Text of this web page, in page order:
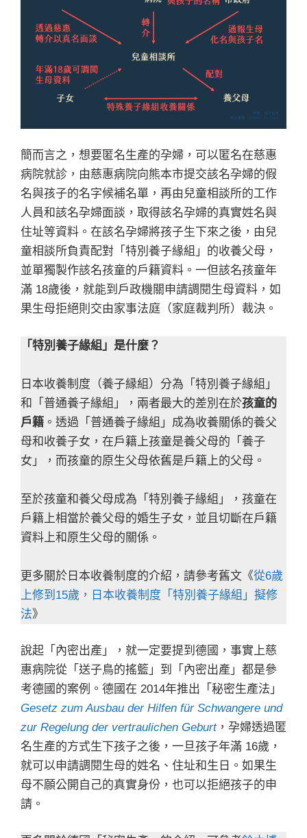
簡而言之，想要匿名生產的孕婦，可以匿名在慈惠
病院就診，由慈惠病院向熊本市提交該名孕婦的假
名與孩子的名字候補名單，再由兒童相談所的工作
人員和該名孕婦面談，取得該名孕婦的真實姓名與
住址等資料。在該名孕婦將孩子生下來之後，由兒
童相談所負責配對「特別養子緣組」的收養父母，
並單獨製作該名孩童的戶籍資料。一但該名孩童年
滿 18歲後，就能到戶政機關申請調閱生母資料，如
果生母拒絕則交由家事法庭（家庭裁判所）裁決。
「特別養子緣組」是什麼？
日本收養制度（養子縁組）分為「特別養子緣組」
和「普通養子緣組」，兩者最大的差別在於孩童的
戶籍 。透過「普通養子緣組」成為收養關係的養父
母和收養子女，在戶籍上孩童是養父母的「養子
女」，而孩童的原生父母依舊是戶籍上的父母。
至於孩童和養父母成為「特別養子緣組」，孩童在
戶籍上相當於養父母的婚生子女，並且切斷在戶籍
資料上和原生父母的關係。
更多關於日本收養制度的介紹，請參考舊文《從6歲
上修到15歲，日本收養制度「特別養子緣組」擬修
法》
說起「內密出產」，就一定要提到德國，事實上慈
惠病院從「送子鳥的搖籃」到「內密出產」都是參
考德國的案例。德國在 2014年推出「秘密生產法」
Gesetz zum Ausbau der Hilfen für Schwangere und
zur Regelung der vertraulichen Geburt，孕婦透過匿
名生產的方式生下孩子之後，一旦孩子年滿 16歲，
就可以申請調閱生母的姓名、住址和生日。如果生
母不願公開自己的真實身份，也可以拒絕孩子的申
請。